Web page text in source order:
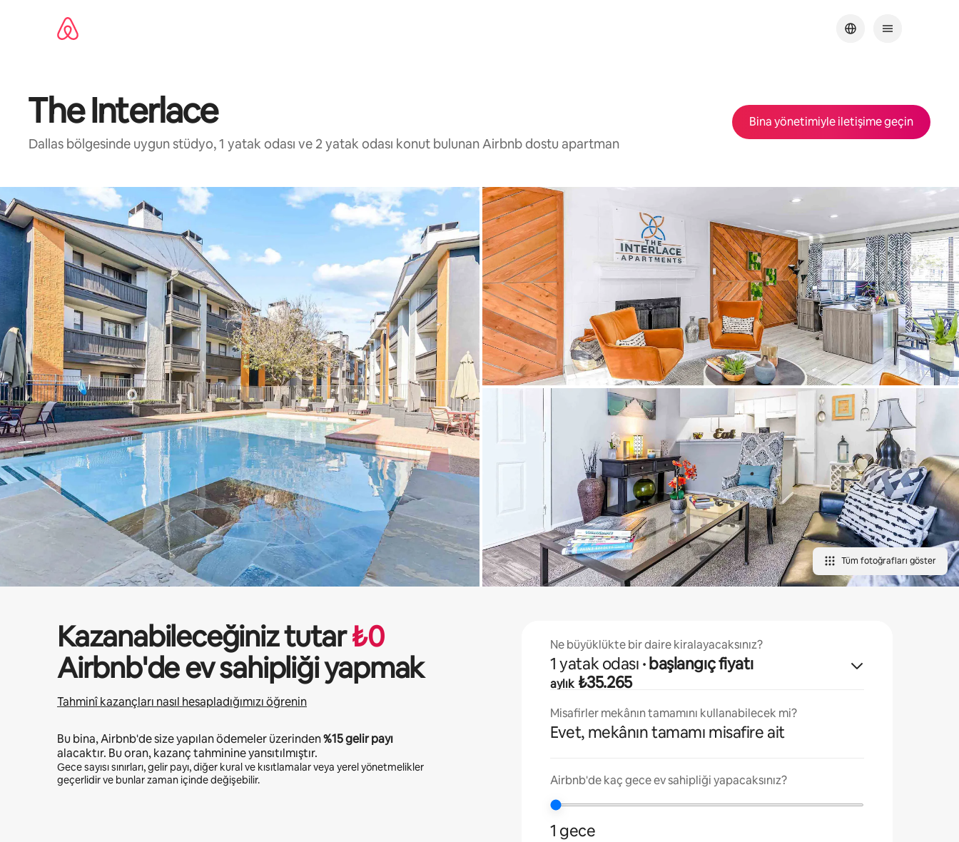
The Interlace
Dallas bölgesinde uygun stüdyo, 1 yatak odası ve 2 yatak odası konut bulunan Airbnb dostu apartman
Bina yönetimiyle iletişime geçin
Tüm fotoğrafları göster
Kazanabileceğiniz tutar₺0
Airbnb'de ev sahipliği yapmak
Tahminî kazançları nasıl hesapladığımızı öğrenin
Bu bina, Airbnb'de size yapılan ödemeler üzerinden%15gelir payı
alacaktır. Bu oran, kazanç tahminine yansıtılmıştır.
Gece sayısı sınırları, gelir payı, diğer kural ve kısıtlamalar veya yerel yönetmelikler
geçerlidir ve bunlar zaman içinde değişebilir.
Ne büyüklükte bir daire kiralayacaksınız?
1 yatak odası · başlangıç fiyatı
aylık₺35.265
Misafirler mekânın tamamını kullanabilecek mi?
Evet, mekânın tamamı misafire ait
Airbnb'de kaç gece ev sahipliği yapacaksınız?
1 gece